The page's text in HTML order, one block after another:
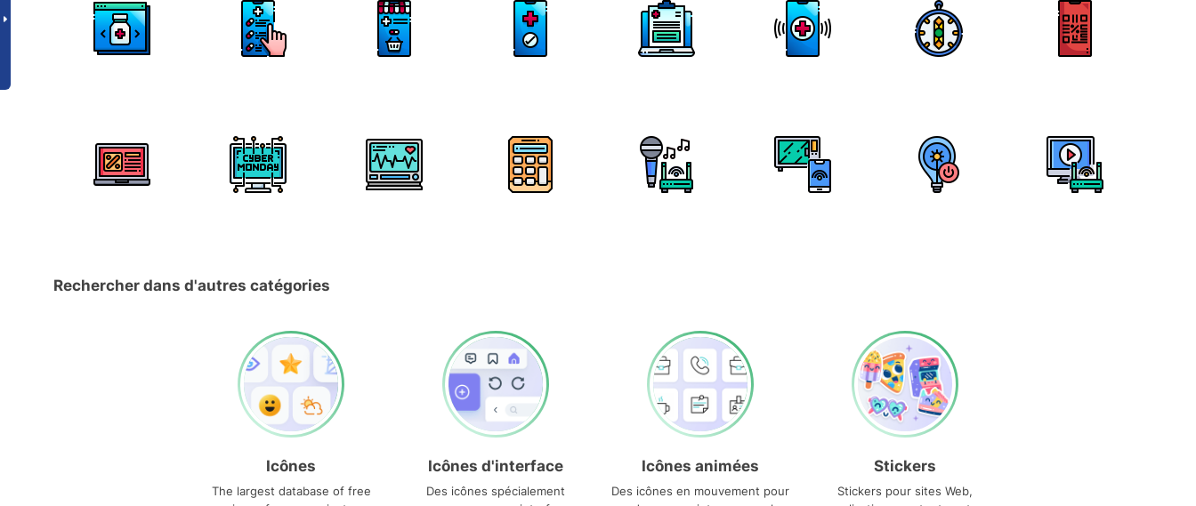
Rechercher dans d'autres catégories
Icônes
The largest database of free
Icônes d'interface
Des icônes spécialement
Icônes animées
Des icônes en mouvement pour
Stickers
Stickers pour sites Web,